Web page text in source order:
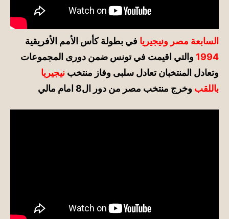
السابعة مصر ونيجيريا في بطولة كأس الأمم الأفريقية
1994 والتي اقيمت في تونس ضمن دورى المجموعات
وتعادل المنتخبان تعادل سلبى وفاز منتخب نيجيريا
باللقب وخرج منتخب مصر من دور ال8 امام مالي